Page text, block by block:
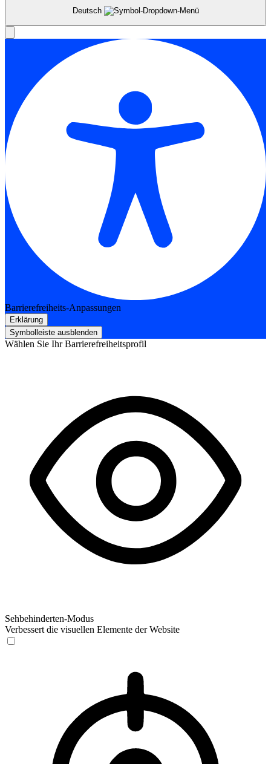
Deutsch
Barrierefreiheits-Anpassungen
Erklärung
Symbolleiste ausblenden
Wählen Sie Ihr Barrierefreiheitsprofil
Sehbehinderten-Modus
Verbessert die visuellen Elemente der Website